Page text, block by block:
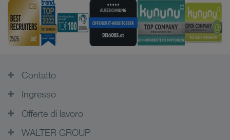
Contatto
Ingresso
Offerte di lavoro
WALTER GROUP